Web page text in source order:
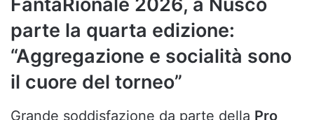
parte la quarta edizione:
“Aggregazione e socialità sono
il cuore del torneo”
Grande soddisfazione da parte della Pro